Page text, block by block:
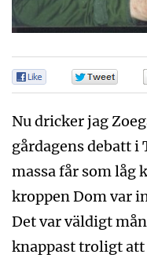
Nu dricker jag
gårdagens debatt i
massa får som låg
kroppen Dom var
Det var väldigt
knappast troligt att